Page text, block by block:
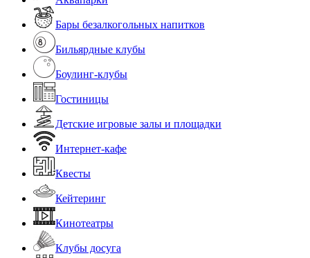
Бары безалкогольных напитков
Бильярдные клубы
Боулинг-клубы
Гостиницы
Детские игровые залы и площадки
Интернет-кафе
Квесты
Кейтеринг
Кинотеатры
Клубы досуга